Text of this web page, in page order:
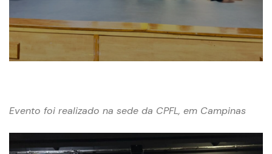
Evento foi realizado na sede da CPFL, em Campinas